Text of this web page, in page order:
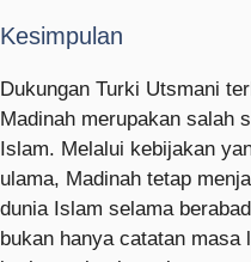
Kesimpulan
Dukungan Turki Utsmani
Madinah merupakan salah
Islam. Melalui kebijakan
ulama, Madinah tetap
dunia Islam selama
bukan hanya catatan masa